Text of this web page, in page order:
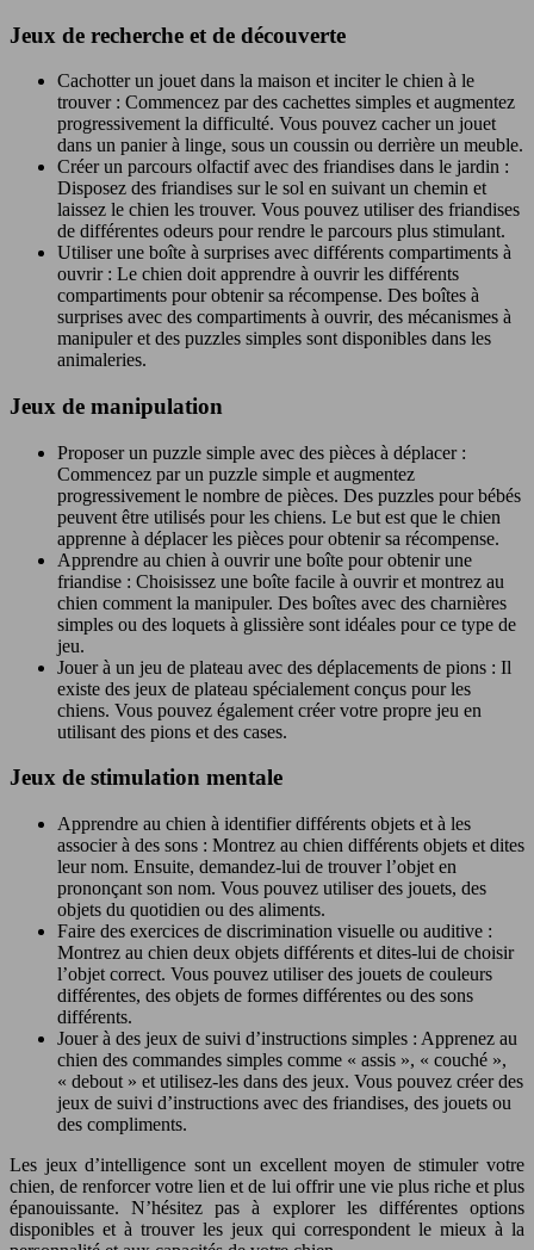
Jeux de recherche et de découverte
Cachotter un jouet dans la maison et inciter le chien à le
trouver : Commencez par des cachettes simples et augmentez
progressivement la difficulté. Vous pouvez cacher un jouet
dans un panier à linge, sous un coussin ou derrière un meuble.
Créer un parcours olfactif avec des friandises dans le jardin :
Disposez des friandises sur le sol en suivant un chemin et
laissez le chien les trouver. Vous pouvez utiliser des friandises
de différentes odeurs pour rendre le parcours plus stimulant.
Utiliser une boîte à surprises avec différents compartiments à
ouvrir : Le chien doit apprendre à ouvrir les différents
compartiments pour obtenir sa récompense. Des boîtes à
surprises avec des compartiments à ouvrir, des mécanismes à
manipuler et des puzzles simples sont disponibles dans les
animaleries.
Jeux de manipulation
Proposer un puzzle simple avec des pièces à déplacer :
Commencez par un puzzle simple et augmentez
progressivement le nombre de pièces. Des puzzles pour bébés
peuvent être utilisés pour les chiens. Le but est que le chien
apprenne à déplacer les pièces pour obtenir sa récompense.
Apprendre au chien à ouvrir une boîte pour obtenir une
friandise : Choisissez une boîte facile à ouvrir et montrez au
chien comment la manipuler. Des boîtes avec des charnières
simples ou des loquets à glissière sont idéales pour ce type de
jeu.
Jouer à un jeu de plateau avec des déplacements de pions : Il
existe des jeux de plateau spécialement conçus pour les
chiens. Vous pouvez également créer votre propre jeu en
utilisant des pions et des cases.
Jeux de stimulation mentale
Apprendre au chien à identifier différents objets et à les
associer à des sons : Montrez au chien différents objets et dites
leur nom. Ensuite, demandez-lui de trouver l’objet en
prononçant son nom. Vous pouvez utiliser des jouets, des
objets du quotidien ou des aliments.
Faire des exercices de discrimination visuelle ou auditive :
Montrez au chien deux objets différents et dites-lui de choisir
l’objet correct. Vous pouvez utiliser des jouets de couleurs
différentes, des objets de formes différentes ou des sons
différents.
Jouer à des jeux de suivi d’instructions simples : Apprenez au
chien des commandes simples comme « assis », « couché »,
« debout » et utilisez-les dans des jeux. Vous pouvez créer des
jeux de suivi d’instructions avec des friandises, des jouets ou
des compliments.
Les jeux d’intelligence sont un excellent moyen de stimuler votre
chien, de renforcer votre lien et de lui offrir une vie plus riche et plus
épanouissante. N’hésitez pas à explorer les différentes options
disponibles et à trouver les jeux qui correspondent le mieux à la